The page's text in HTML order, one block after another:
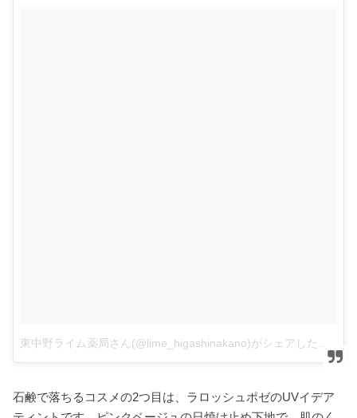
東中野ライム薬局さん(@lime_higashinakano)がシェアした投稿
石鹸で落ちるコスメの2つ目は、ラロッシュポゼのUVイデア